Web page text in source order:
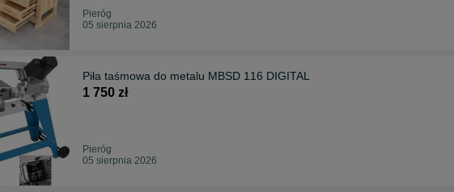
Pieróg
05 sierpnia 2026
Piła taśmowa do metalu MBSD 116 DIGITAL
1 750 zł
Pieróg
05 sierpnia 2026